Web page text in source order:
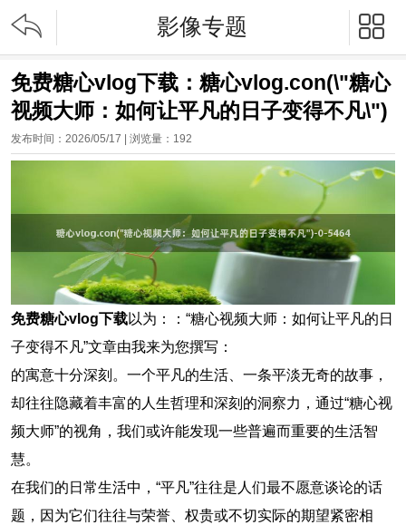
 影像专题 
免费糖心vlog下载：糖心vlog.con(\"糖心
视频大师：如何让平凡的日子变得不凡\")
发布时间：2026/05/17 | 浏览量： 192
免费糖心vlog下载以为：：“糖心视频大师：如何让平凡的日
子变得不凡”文章由我来为您撰写：
的寓意十分深刻。一个平凡的生活、一条平淡无奇的故事，
却往往隐藏着丰富的人生哲理和深刻的洞察力，通过“糖心视
频大师”的视角，我们或许能发现一些普遍而重要的生活智
慧。
在我们的日常生活中，“平凡”往往是人们最不愿意谈论的话
题，因为它们往往与荣誉、权贵或不切实际的期望紧密相